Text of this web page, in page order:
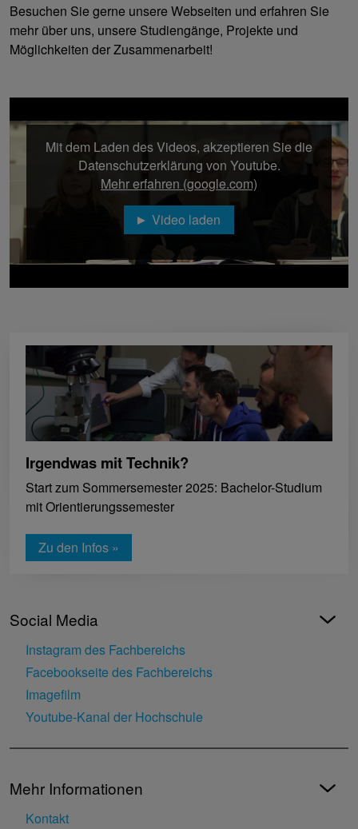
Besuchen Sie gerne unsere Webseiten und erfahren Sie
mehr über uns, unsere Studiengänge, Projekte und
Möglichkeiten der Zusammenarbeit!
Mit dem Laden des Videos, akzeptieren Sie die
Datenschutzerklärung von Youtube.
Mehr erfahren (google.com)
Video laden
Irgendwas mit Technik?
Start zum Sommersemester 2025: Bachelor-Studium
mit Orientierungssemester
Zu den Infos »
Social Media
Instagram des Fachbereichs
Facebookseite des Fachbereichs
Imagefilm
Youtube-Kanal der Hochschule
Mehr Informationen
Kontakt